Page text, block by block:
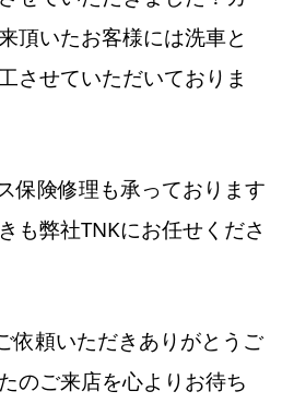
頂いたお客様には洗車と
させていただいておりま
保険修理も承っております
も弊社TNKにお任せくださ
依頼いただきありがとうご
のご来店を心よりお待ち